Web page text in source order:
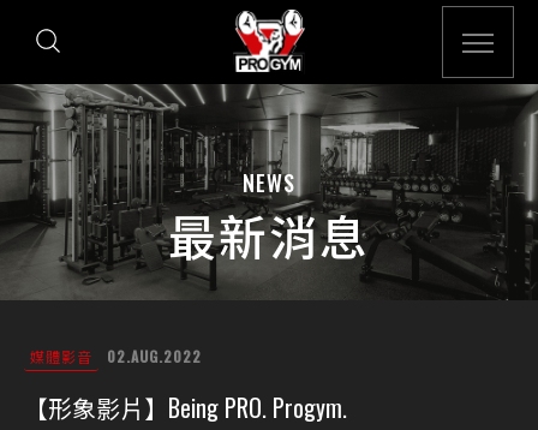
NEWS
最新消息
媒體影音 02.AUG.2022
【形象影片】Being PRO. Progym.